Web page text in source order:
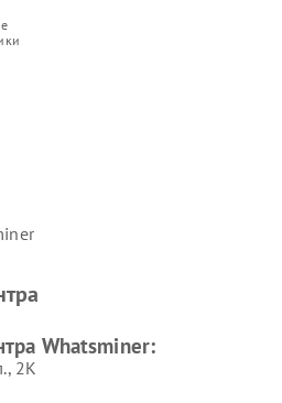
Whatsminer:
2К